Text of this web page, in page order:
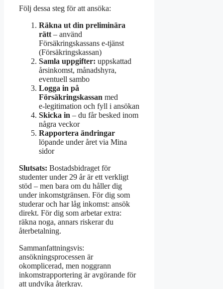
Följ dessa steg för att ansöka:
Räkna ut din preliminära
rätt – använd
Försäkringskassans e‑tjänst
(Försäkringskassan)
Samla uppgifter: uppskattad
årsinkomst, månadshyra,
eventuell sambo
Logga in på
Försäkringskassan med
e‑legitimation och fyll i ansökan
Skicka in – du får besked inom
några veckor
Rapportera ändringar
löpande under året via Mina
sidor
Slutsats: Bostadsbidraget för
studenter under 29 år är ett verkligt
stöd – men bara om du håller dig
under inkomstgränsen. För dig som
studerar och har låg inkomst: ansök
direkt. För dig som arbetar extra:
räkna noga, annars riskerar du
återbetalning.
Sammanfattningsvis:
ansökningsprocessen är
okomplicerad, men noggrann
inkomstrapportering är avgörande för
att undvika återkrav.